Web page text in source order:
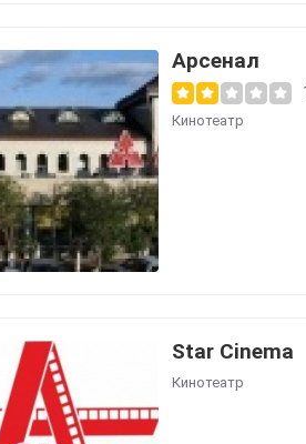
Арсенал
Кинотеатр
Star Cinema
Кинотеатр